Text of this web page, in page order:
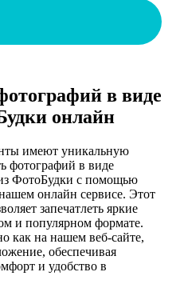
в виде
онлайн
имеют уникальную
фотографий в виде
ФотоБудки с помощью
онлайн сервисе. Этот
запечатлеть яркие
и популярном формате.
как на нашем веб-сайте,
обеспечивая
и удобство в